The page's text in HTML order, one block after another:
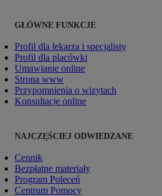
GŁÓWNE FUNKCJE
Profil dla lekarza i specjalisty
Profil dla placówki
Umawianie online
Strona www
Przypomnienia o wizytach
Konsultacje online
NAJCZĘŚCIEJ ODWIEDZANE
Cennik
Bezpłatne materiały
Program Poleceń
Centrum Pomocy